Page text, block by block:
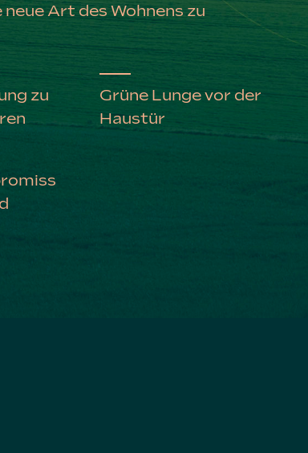
Art des Wohnens zu
zu
Grüne Lunge vor der
Haustür